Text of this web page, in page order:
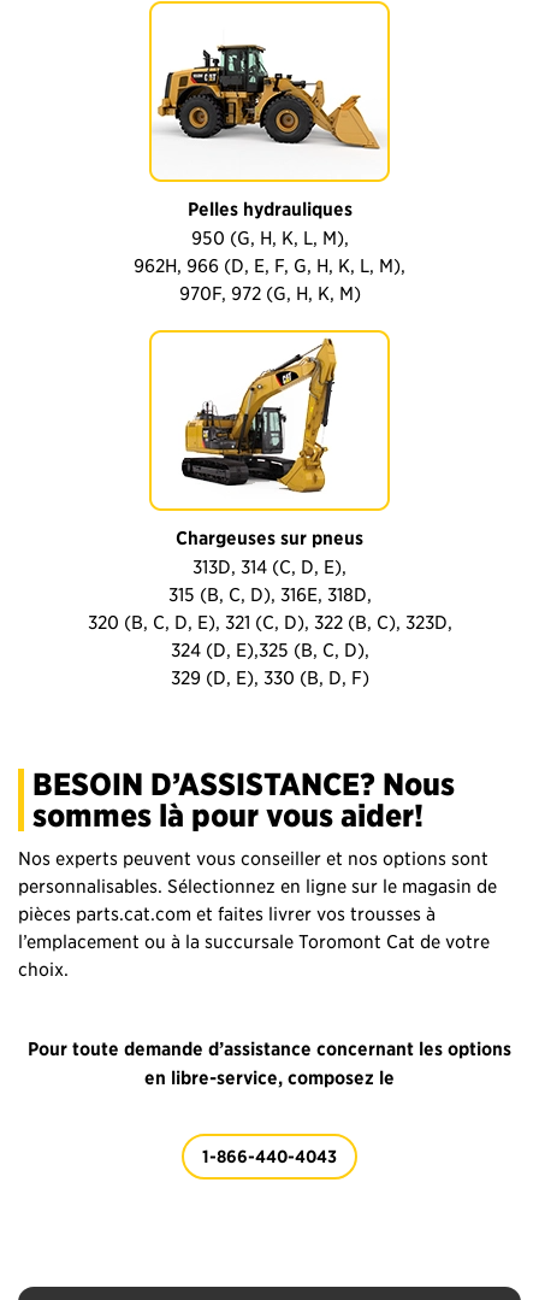
Pelles hydrauliques
950 (G, H, K, L, M),
962H, 966 (D, E, F, G, H, K, L, M),
970F, 972 (G, H, K, M)
Chargeuses sur pneus
313D, 314 (C, D, E),
315 (B, C, D), 316E, 318D,
320 (B, C, D, E), 321 (C, D), 322 (B, C), 323D,
324 (D, E),325 (B, C, D),
329 (D, E), 330 (B, D, F)
BESOIN D’ASSISTANCE? Nous
sommes là pour vous aider!
Nos experts peuvent vous conseiller et nos options sont
personnalisables. Sélectionnez en ligne sur le magasin de
pièces parts.cat.com et faites livrer vos trousses à
l’emplacement ou à la succursale Toromont Cat de votre
choix.
Pour toute demande d’assistance concernant les options
en libre-service, composez le
1-866-440-4043